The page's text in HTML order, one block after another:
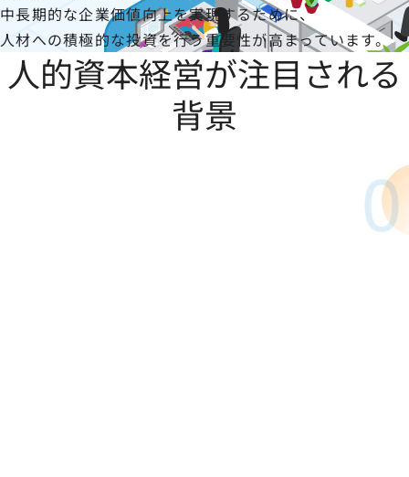
中長期的な企業価値向上を実現するために、
人材への積極的な投資を行う重要性が高まっています。
人的資本経営が注目される
背景